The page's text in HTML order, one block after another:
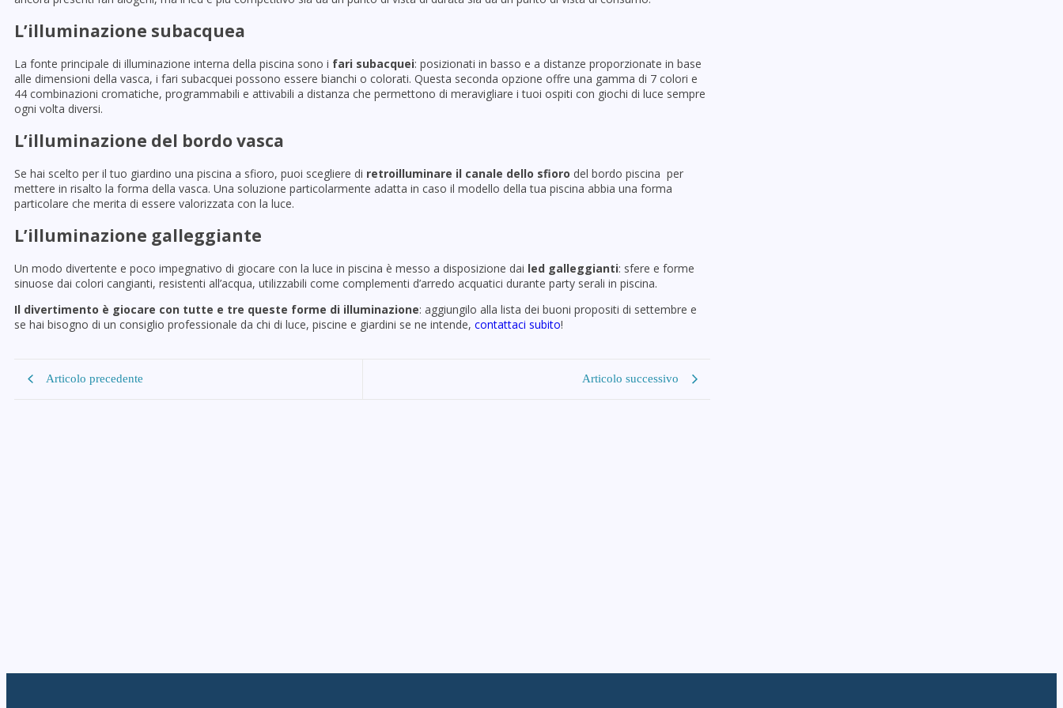
L’illuminazione subacquea
La fonte principale di illuminazione interna della piscina sono i fari subacquei: posizionati in basso e a distanze proporzionate in base
alle dimensioni della vasca, i fari subacquei possono essere bianchi o colorati. Questa seconda opzione offre una gamma di 7 colori e
44 combinazioni cromatiche, programmabili e attivabili a distanza che permettono di meravigliare i tuoi ospiti con giochi di luce sempre
ogni volta diversi.
L’illuminazione del bordo vasca
Se hai scelto per il tuo giardino una piscina a sfioro, puoi scegliere di retroilluminare il canale dello sfioro del bordo piscina per
mettere in risalto la forma della vasca. Una soluzione particolarmente adatta in caso il modello della tua piscina abbia una forma
particolare che merita di essere valorizzata con la luce.
L’illuminazione galleggiante
Un modo divertente e poco impegnativo di giocare con la luce in piscina è messo a disposizione dai led galleggianti: sfere e forme
sinuose dai colori cangianti, resistenti all’acqua, utilizzabili come complementi d’arredo acquatici durante party serali in piscina.
Il divertimento è giocare con tutte e tre queste forme di illuminazione: aggiungilo alla lista dei buoni propositi di settembre e
se hai bisogno di un consiglio professionale da chi di luce, piscine e giardini se ne intende, contattaci subito!
Articolo precedente Articolo successivo